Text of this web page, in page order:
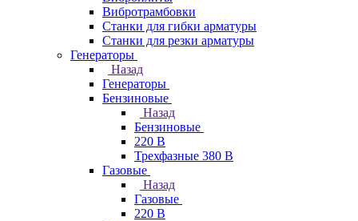
Вибротрамбовки
Станки для гибки арматуры
Станки для резки арматуры
Генераторы
Назад
Генераторы
Бензиновые
Назад
Бензиновые
220 В
Трехфазные 380 В
Газовые
Назад
Газовые
220 В